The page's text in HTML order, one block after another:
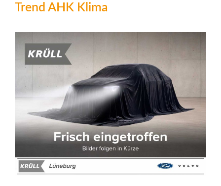
Trend AHK Klima